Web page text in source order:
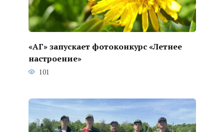
«АГ» запускает фотоконкурс «Летнее
настроение»
101